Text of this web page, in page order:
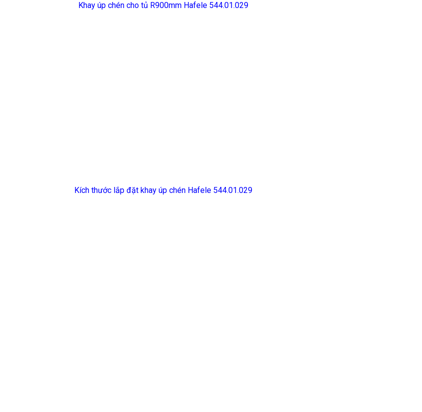
Khay úp chén cho tủ R900mm Hafele 544.01.029
Kích thước lắp đặt khay úp chén Hafele 544.01.029